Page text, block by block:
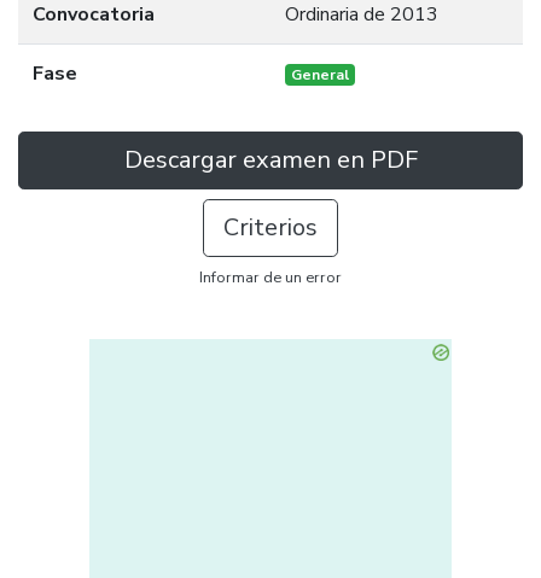
Convocatoria Ordinaria de 2013
Fase General
Descargar examen en PDF
Criterios
Informar de un error